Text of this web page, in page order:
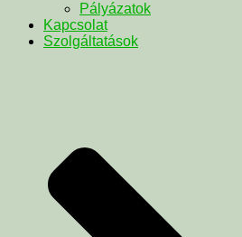
Pályázatok
Kapcsolat
Szolgáltatások